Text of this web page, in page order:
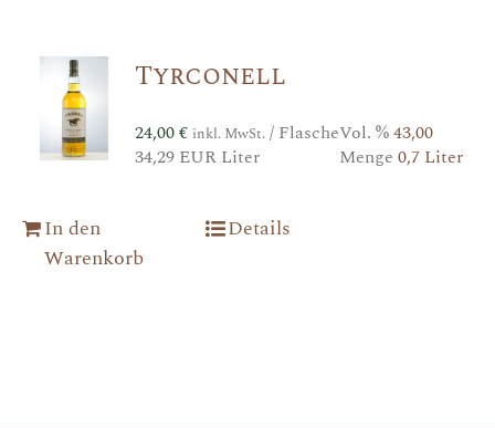
Tyrconell
24,00€ inkl. MwSt./ Flasche
34,29 EUR Liter
Vol. %43,00
Menge 0,7 Liter
In den
Warenkorb
Details